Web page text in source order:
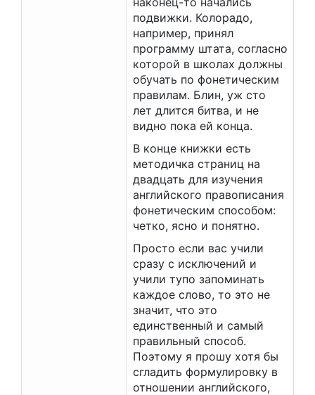
подвижки. Колорадо,
например, принял
программу штата, согласно
которой в школах должны
обучать по фонетическим
правилам. Блин, уж сто
лет длится битва, и не
видно пока ей конца.
В конце книжки есть
методичка страниц на
двадцать для изучения
английского правописания
фонетическим способом:
четко, ясно и понятно.
Просто если вас учили
сразу с исключений и
учили тупо запоминать
каждое слово, то это не
значит, что это
единственный и самый
правильный способ.
Поэтому я прошу хотя бы
сгладить формулировку в
отношении английского,